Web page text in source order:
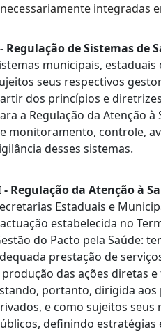
necessariamente integradas
Regulação de Sistemas de
municipais, estaduais
seus respectivos
dos princípios e
a Regulação da Atenção à
monitoramento, controle,
desses sistemas.
- Regulação da Atenção à
Estaduais e
estabelecida no
do Pacto pela Saúde:
prestação de
produção das ações diretas
portanto, dirigida
e como sujeitos seus
definindo estratégias